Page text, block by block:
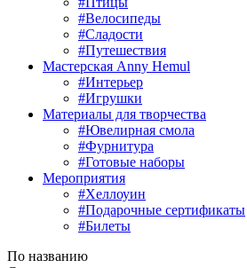
#Велосипеды
#Сладости
#Путешествия
Мастерская Anny Hemul
#Интерьер
#Игрушки
Материалы для творчества
#Ювелирная смола
#Фурнитура
#Готовые наборы
Мероприятия
#Хеллоуин
#Подарочные сертификаты
#Билеты
По названию